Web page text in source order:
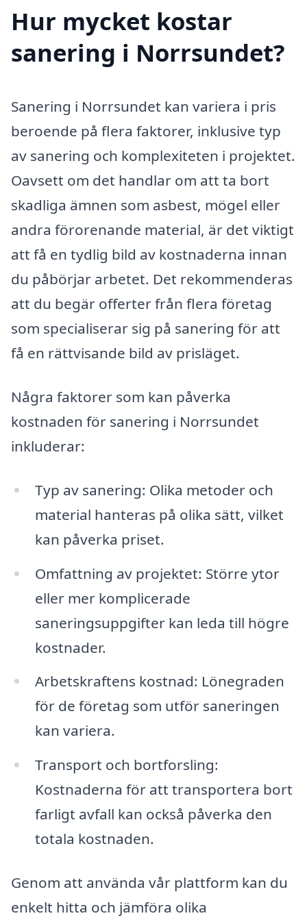
Hur mycket kostar
sanering i Norrsundet?
Sanering i Norrsundet kan variera i pris
beroende på flera faktorer, inklusive typ
av sanering och komplexiteten i projektet.
Oavsett om det handlar om att ta bort
skadliga ämnen som asbest, mögel eller
andra förorenande material, är det viktigt
att få en tydlig bild av kostnaderna innan
du påbörjar arbetet. Det rekommenderas
att du begär offerter från flera företag
som specialiserar sig på sanering för att
få en rättvisande bild av prisläget.
Några faktorer som kan påverka
kostnaden för sanering i Norrsundet
inkluderar:
Typ av sanering: Olika metoder och
material hanteras på olika sätt, vilket
kan påverka priset.
Omfattning av projektet: Större ytor
eller mer komplicerade
saneringsuppgifter kan leda till högre
kostnader.
Arbetskraftens kostnad: Lönegraden
för de företag som utför saneringen
kan variera.
Transport och bortforsling:
Kostnaderna för att transportera bort
farligt avfall kan också påverka den
totala kostnaden.
Genom att använda vår plattform kan du
enkelt hitta och jämföra olika